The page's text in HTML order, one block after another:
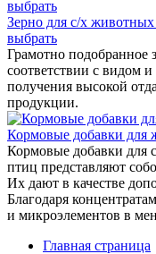
Зерно для с/х
выбрать
Грамотно подобранное
соответствии с видом и
получения высокой
продукции.
Кормовые добавки
Кормовые добавки для
птиц представляют
Их дают в качестве
Благодаря
и микроэлементов в
Главная страница